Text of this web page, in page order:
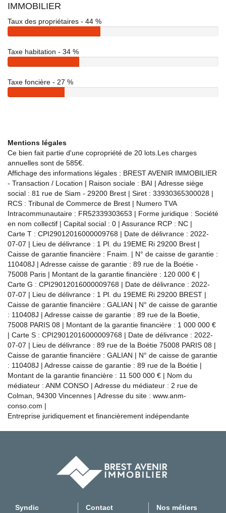
IMMOBILIER
Taux des propriétaires - 44 %
Taxe habitation - 34 %
Taxe foncière - 27 %
Mentions légales
Ce bien fait partie d'une copropriété de 20 lots.Les charges
annuelles sont de 585€.
Affichage des informations légales : BREST AVENIR IMMOBILIER
- Transaction / Location | Raison sociale : BAI | Adresse siège
social : 81 rue de Siam - 29200 Brest | Siret : 33930365300028 |
RCS : Tribunal de Commerce de Brest | Numero TVA
Intracommunautaire : FR52339303653 | Forme juridique : Société
en nom collectif | Capital social : 0 | Assurance RCP : NC |
Carte T : CPI29012016000009768 | Date de délivrance : 2022-
07-07 | Lieu de délivrance : 1 Pl. du 19EME Ri 29200 Brest |
Caisse de garantie financière : Fnaim. | N° de caisse de garantie :
110408J | Adresse caisse de garantie : 89 rue de la Boétie -
75008 Paris | Montant de la garantie financière : 120 000 € |
Carte G : CPI29012016000009768 | Date de délivrance : 2022-
07-07 | Lieu de délivrance : 1 Pl. du 19EME Ri 29200 BREST |
Caisse de garantie financière : GALIAN | N° de caisse de garantie
: 110408J | Adresse caisse de garantie : 89 rue de la Boetie,
75008 PARIS 08 | Montant de la garantie financière : 1 000 000 €
| Carte S : CPI29012016000009768 | Date de délivrance : 2022-
07-07 | Lieu de délivrance : 89 rue de la Boétie 75008 PARIS 08 |
Caisse de garantie financière : GALIAN | N° de caisse de garantie
: 110408J | Adresse caisse de garantie : 89 rue de la Boétie |
Montant de la garantie financière : 11 500 000 € | Nom du
médiateur : ANM CONSO | Adresse du médiateur : 2 rue de
Colman, 94300 Vincennes | Adresse du site : www.anm-
conso.com |
Entreprise juridiquement et financièrement indépendante
Syndic
Contact
Nos métiers